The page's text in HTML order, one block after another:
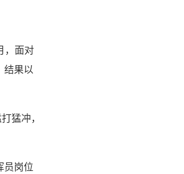
，面对
结果以
猛冲，
员岗位